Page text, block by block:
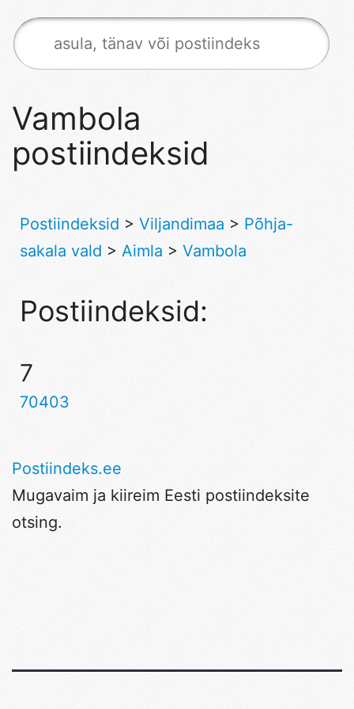
Vambola
postiindeksid
Postiindeksid > Viljandimaa > Põhja-
sakala vald > Aimla > Vambola
Postiindeksid:
7
70403
Postiindeks.ee
Mugavaim ja kiireim Eesti postiindeksite
otsing.